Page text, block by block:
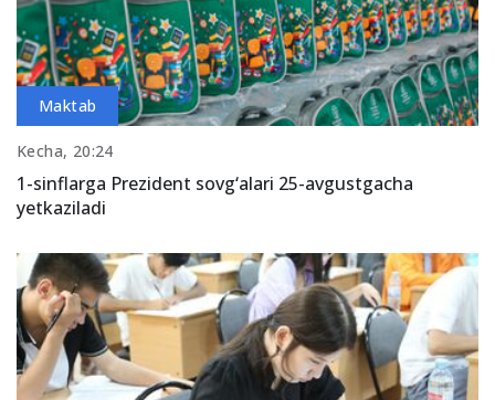
Maktab
Kecha, 20:24
1-sinflarga Prezident sovg‘alari 25-avgustgacha
yetkaziladi